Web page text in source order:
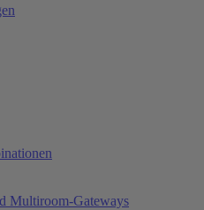
Multiroom-Gateways